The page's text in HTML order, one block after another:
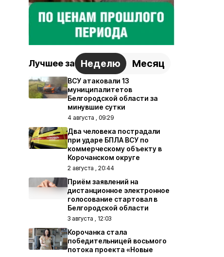
Лучшее за Неделю Месяц
ВСУ атаковали 13
муниципалитетов
Белгородской области за
минувшие сутки
4 августа , 09:29
Два человека пострадали
при ударе БПЛА ВСУ по
коммерческому объекту в
Корочанском округе
2 августа , 20:44
Приём заявлений на
дистанционное электронное
голосование стартовал в
Белгородской области
3 августа , 12:03
Корочанка стала
победительницей восьмого
потока проекта «Новые